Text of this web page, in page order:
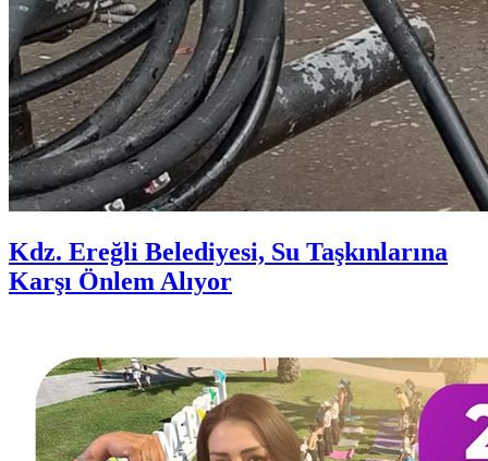
Kdz. Ereğli Belediyesi, Su Taşkınlarına
Karşı Önlem Alıyor